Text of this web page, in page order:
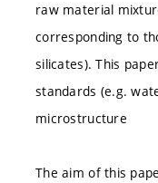
raw material
corresponding to
silicates). This
standards (e.g.
microstructure
The aim of this